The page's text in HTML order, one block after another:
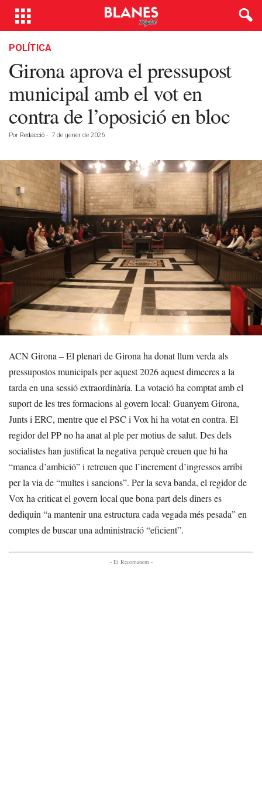
POLÍTICA
Girona aprova el pressupost
municipal amb el vot en
contra de l’oposició en bloc
Por Redacció - 7 de gener de 2026
ACN Girona – El plenari de Girona ha donat llum verda als
pressupostos municipals per aquest 2026 aquest dimecres a la
tarda en una sessió extraordinària. La votació ha comptat amb el
suport de les tres formacions al govern local: Guanyem Girona,
Junts i ERC, mentre que el PSC i Vox hi ha votat en contra. El
regidor del PP no ha anat al ple per motius de salut. Des dels
socialistes han justificat la negativa perquè creuen que hi ha
“manca d’ambició” i retreuen que l’increment d’ingressos arribi
per la via de “multes i sancions”. Per la seva banda, el regidor de
Vox ha criticat el govern local que bona part dels diners es
dediquin “a mantenir una estructura cada vegada més pesada” en
comptes de buscar una administració “eficient”.
- Et Recomanem -